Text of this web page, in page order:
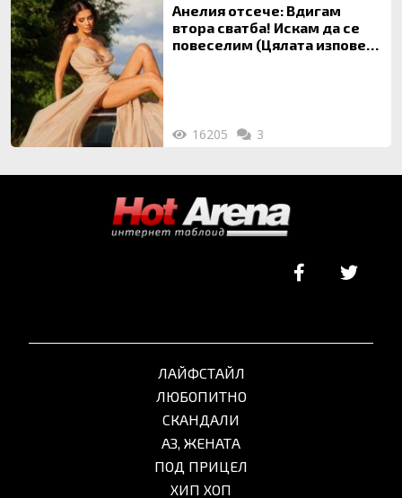
Анелия отсече: Вдигам
втора сватба! Искам да се
повеселим (Цялата изповед
16205 3
ЛАЙФСТАЙЛ
ЛЮБОПИТНО
СКАНДАЛИ
АЗ, ЖЕНАТА
ПОД ПРИЦЕЛ
ХИП ХОП